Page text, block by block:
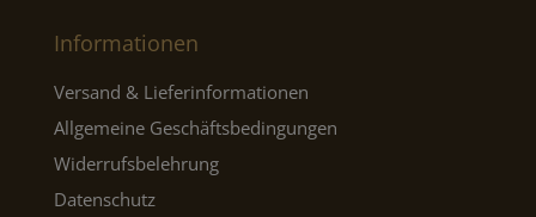
Informationen
Versand & Lieferinformationen
Allgemeine Geschäftsbedingungen
Widerrufsbelehrung
Datenschutz